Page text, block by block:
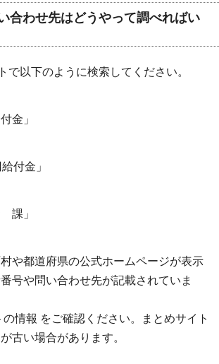
合わせ先はどうやって調べればい
で以下のように検索してください。
金」
付金」
課」
や都道府県の公式ホームページが表示
号や問い合わせ先が記載されていま
情報 をご確認ください。まとめサイト
古い場合があります。